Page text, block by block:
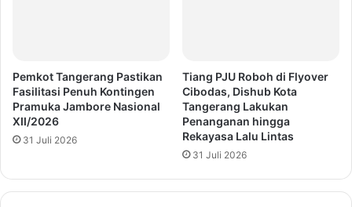
Pemkot Tangerang Pastikan
Fasilitasi Penuh Kontingen
Pramuka Jambore Nasional
XII/2026
31 Juli 2026
Tiang PJU Roboh di Flyover
Cibodas, Dishub Kota
Tangerang Lakukan
Penanganan hingga
Rekayasa Lalu Lintas
31 Juli 2026